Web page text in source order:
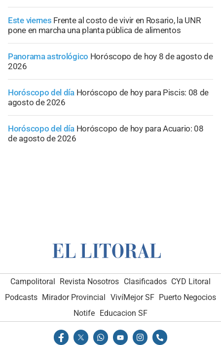
Este viernes Frente al costo de vivir en Rosario, la UNR
pone en marcha una planta pública de alimentos
Panorama astrológico Horóscopo de hoy 8 de agosto de
2026
Horóscopo del día Horóscopo de hoy para Piscis: 08 de
agosto de 2026
Horóscopo del día Horóscopo de hoy para Acuario: 08
de agosto de 2026
Campolitoral Revista Nosotros Clasificados CYD Litoral
Podcasts Mirador Provincial VivíMejor SF Puerto Negocios
Notife
Educacion SF